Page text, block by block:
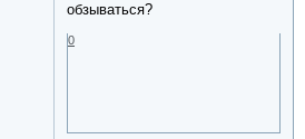
обзываться?
0